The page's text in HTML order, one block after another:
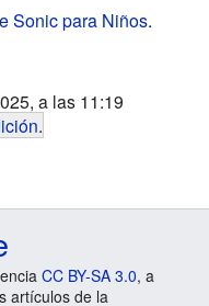
Sonic para Niños.
a las 11:19
.
CC BY-SA 3.0, a
artículos de la